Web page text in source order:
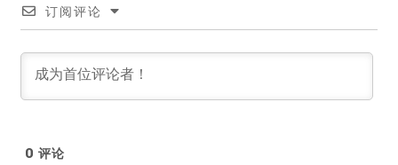
订阅评论
0 评论